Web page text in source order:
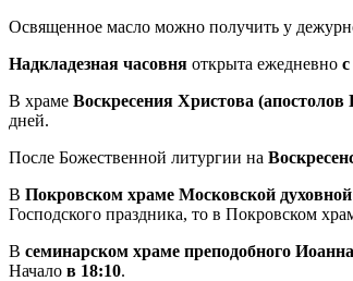
Освященное масло можно получить у
Надкладезная часовня открыта ежедневно
В храме Воскресения Христова
дней.
После Божественной литургии на
В Покровском храме Московской
Господского праздника, то в Покровском
В семинарском храме преподобного
Начало в 18:10.